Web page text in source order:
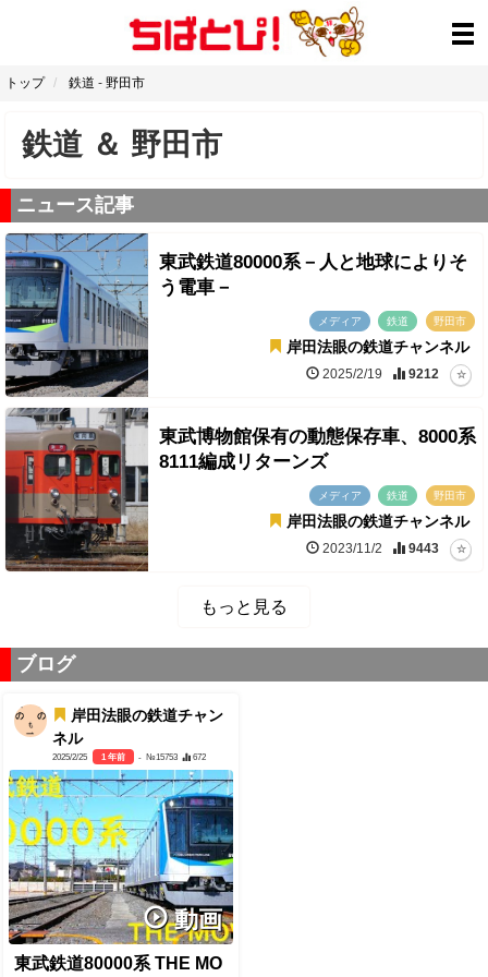
トップ 鉄道 - 野田市
鉄道 ＆ 野田市
ニュース記事
東武鉄道80000系－人と地球によりそ
う電車－
メディア 鉄道 野田市
岸田法眼の鉄道チャンネル
2025/2/19 9212
東武博物館保有の動態保存車、8000系
8111編成リターンズ
メディア 鉄道 野田市
岸田法眼の鉄道チャンネル
2023/11/2 9443
もっと見る
ブログ
岸田法眼の鉄道チャン
ネル
2025/2/25 1 年前 - №15753 672
動画
東武鉄道80000系 THE MO